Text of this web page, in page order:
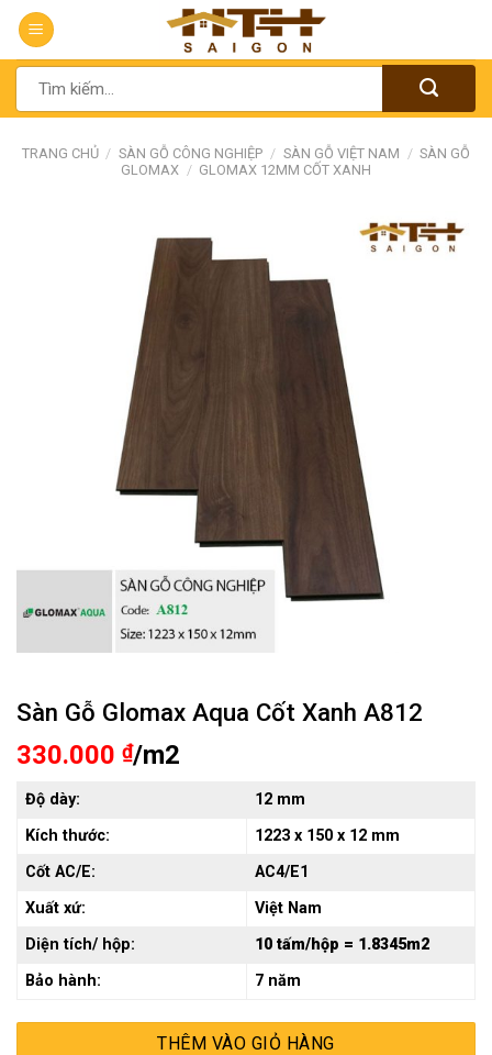
Chuyển
đến
nộiTìm
kiếm:
TRANG CHỦ / SÀN GỖ CÔNG NGHIỆP / SÀN GỖ VIỆT NAM / SÀN GỖ
GLOMAX / GLOMAX 12MM CỐT XANH
Sàn Gỗ Glomax Aqua Cốt Xanh A812
330.000 ₫/m2
Độ dày:
12 mm
Kích thước:
1223 x 150 x 12 mm
Cốt AC/E:
AC4/E1
Xuất xứ:
Việt Nam
Diện tích/ hộp:
10 tấm/hộp = 1.8345m2
Bảo hành:
7 năm
THÊM VÀO GIỎ HÀNG